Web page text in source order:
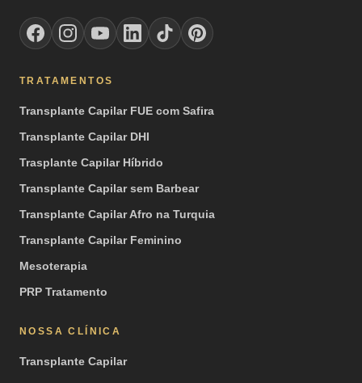
TRATAMENTOS
Transplante Capilar FUE com Safira
Transplante Capilar DHI
Trasplante Capilar Híbrido
Transplante Capilar sem Barbear
Transplante Capilar Afro na Turquia
Transplante Capilar Feminino
Mesoterapia
PRP Tratamento
NOSSA CLÍNICA
Transplante Capilar